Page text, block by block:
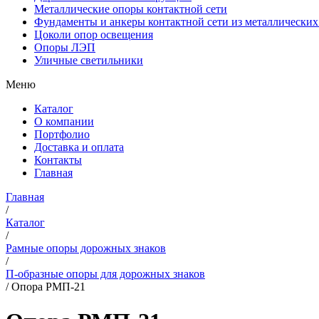
Металлические опоры контактной сети
Фундаменты и анкеры контактной сети из
Цоколи опор освещения
Опоры ЛЭП
Уличные светильники
Меню
Каталог
О компании
Портфолио
Доставка и оплата
Контакты
Главная
Главная
/
Каталог
/
Рамные опоры дорожных знаков
/
П-образные опоры для дорожных знаков
/Опора РМП-21